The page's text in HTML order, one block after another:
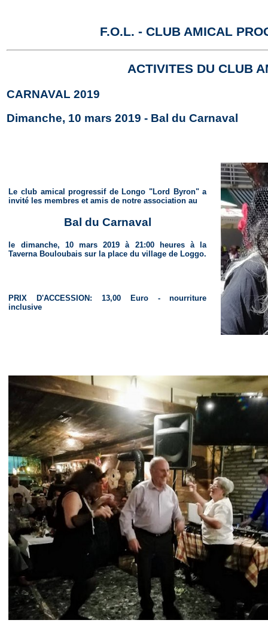
F.O.L. - CLUB AMICAL
ACTIVITES DU CLUB
CARNAVAL 2019
Dimanche, 10 mars 2019 - Bal du Carnaval
Le club amical progressif de Longo "Lord Byron" a
invité les membres et amis de notre association au
Bal du Carnaval
le dimanche, 10 mars 2019 à 21:00 heures à la
Taverna Bouloubais sur la place du village de Loggo.
PRIX D'ACCESSION: 13,00 Euro - nourriture
inclusive